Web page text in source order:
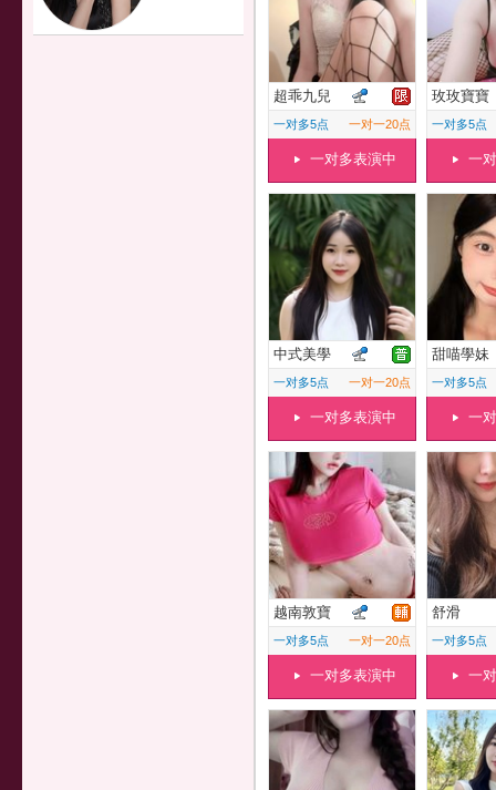
超乖九兒
一对多5点 一对一20点
一对多表演中
玫玫寶寶
一对多5点
一
中式美學
一对多5点 一对一20点
一对多表演中
甜喵學妹
一对多5点
一
越南敦寶
一对多5点 一对一20点
一对多表演中
舒滑
一对多5点
一